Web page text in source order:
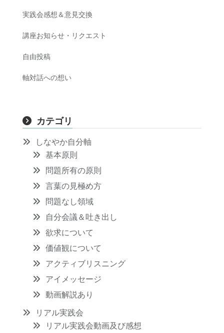
実践会感想＆意見交換
講座お知らせ・リクエスト
自由投稿
軸対話への想い
カテゴリ
しなやか自分軸
基本原則
問題所有の原則
言葉の見極め方
問題なし領域
自分会議＆吐き出し
欲求について
価値観について
アクティブリスニング
アイメッセージ
動画解説あり
リアル実践会
リアル実践会動画及び感想